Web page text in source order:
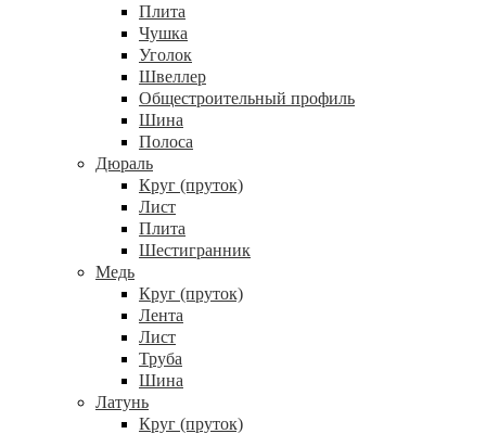
Плита
Чушка
Уголок
Швеллер
Общестроительный профиль
Шина
Полоса
Дюраль
Круг (пруток)
Лист
Плита
Шестигранник
Медь
Круг (пруток)
Лента
Лист
Труба
Шина
Латунь
Круг (пруток)